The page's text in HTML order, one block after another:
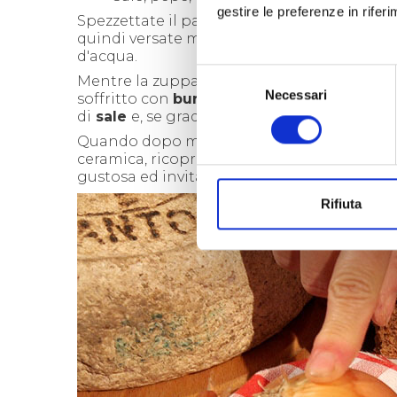
gestire le preferenze in
del
consenso
Necessari
Rifiuta
Spezzettate il pane in una pentola,
quindi versate mezzo litro di
d'acqua.
Mentre la zuppa cuoce sulla fiamma,
soffritto con burro cipollatritata, un
di sale e, se gradita, qualche bacca di
Quando dopo mezz'ora la zuppa sarà
ceramica, ricoprirla con il soffritto e porla
gustosa ed invitante crosticina dorata.